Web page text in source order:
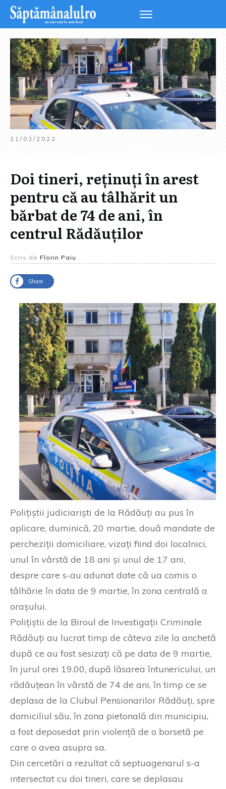
21/03/2022
Doi tineri, reținuți în arest
pentru că au tâlhărit un
bărbat de 74 de ani, în
centrul Rădăuților
Scris de Florin Paiu
Share
Polițiștii judiciariști de la Rădăuți au pus în
aplicare, duminică, 20 martie, două mandate de
percheziții domiciliare, vizați fiind doi localnici,
unul în vârstă de 18 ani și unul de 17 ani,
despre care s-au adunat date că ua comis o
tâlhărie în data de 9 martie, în zona centrală a
orașului.
Polițiștii de la Biroul de Investigații Criminale
Rădăuți au lucrat timp de câteva zile la anchetă
după ce au fost sesizați că pe data de 9 martie,
în jurul orei 19.00, după lăsarea întunericului, un
rădăuțean în vârstă de 74 de ani, în timp ce se
deplasa de la Clubul Pensionarilor Rădăuți, spre
domiciliul său, în zona pietonală din municipiu,
a fost deposedat prin violență de o borsetă pe
care o avea asupra sa.
Din cercetări a rezultat că septuagenarul s-a
intersectat cu doi tineri, care se deplasau